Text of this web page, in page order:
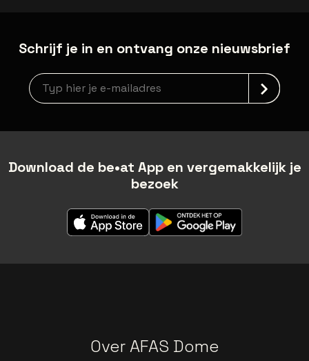
Schrijf je in en ontvang onze nieuwsbrief
Nieuwsbrief aanmelding
Download de be•at App en vergemakkelijk je
bezoek
Over AFAS Dome